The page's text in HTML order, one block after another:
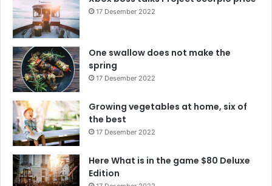
17 Desember 2022
One swallow does not make the
spring
17 Desember 2022
Growing vegetables at home, six of
the best
17 Desember 2022
Here What is in the game $80 Deluxe
Edition